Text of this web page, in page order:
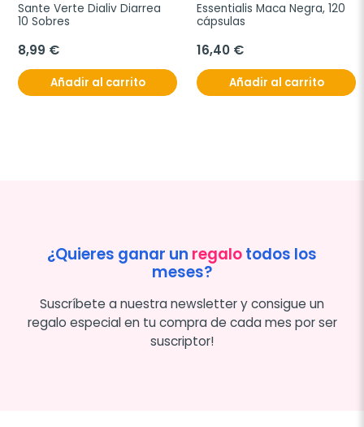
Sante Verte Dialiv Diarrea
10 Sobres
8,99 €
Añadir al carrito
Essentialis Maca Negra, 120
cápsulas
16,40 €
Añadir al carrito
¿Quieres ganar un regalotodos los
meses?
Suscríbete a nuestra newsletter y consigue un
regalo especial en tu compra de cada mes por ser
suscriptor!